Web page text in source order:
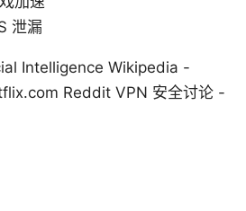
泄漏
Intelligence Wikipedia -
Reddit VPN 安全讨论 -